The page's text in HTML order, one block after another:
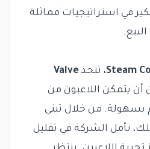
في استراتيجيات مماثلة
Steam، تتخذ Valve
يتمكن اللاعبون من
بسهولة. من خلال تبني
تأمل الشركة في تقليل